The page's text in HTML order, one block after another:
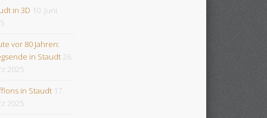
in 3D 10. Juni
vor 80 Jahren:
in Staudt 26.
2025
in Staudt 17.
2025